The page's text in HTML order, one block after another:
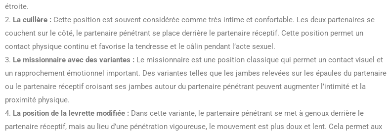
étroite.
2. La cuillère : Cette position est souvent considérée comme très intime et confortable. Les deux partenaires se
couchent sur le côté, le partenaire pénétrant se place derrière le partenaire réceptif. Cette position permet un
contact physique continu et favorise la tendresse et le câlin pendant l’acte sexuel.
3. Le missionnaire avec des variantes : Le missionnaire est une position classique qui permet un contact visuel et
un rapprochement émotionnel important. Des variantes telles que les jambes relevées sur les épaules du partenaire
ou le partenaire réceptif croisant ses jambes autour du partenaire pénétrant peuvent augmenter l’intimité et la
proximité physique.
4. La position de la levrette modifiée : Dans cette variante, le partenaire pénétrant se met à genoux derrière le
partenaire réceptif, mais au lieu d’une pénétration vigoureuse, le mouvement est plus doux et lent. Cela permet aux